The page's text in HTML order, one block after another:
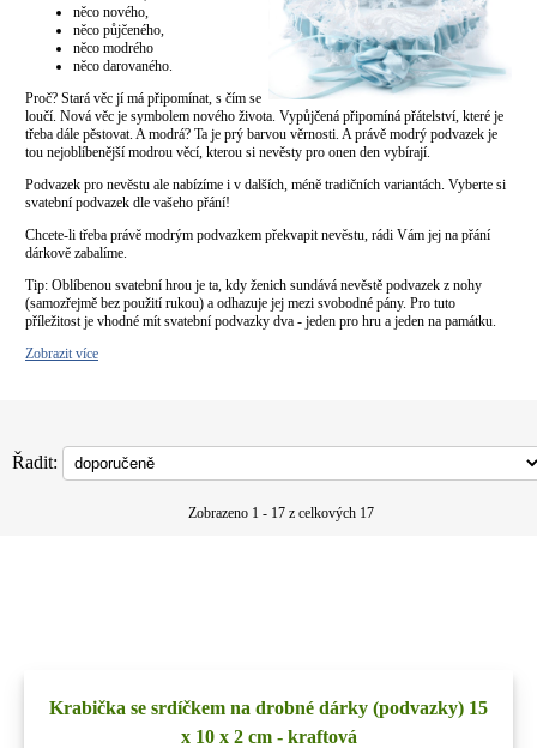
něco nového,
něco půjčeného,
něco modrého
něco darovaného.
Proč? Stará věc jí má připomínat, s čím se
loučí. Nová věc je symbolem nového života. Vypůjčená připomíná přátelství, které je
třeba dále pěstovat. A modrá? Ta je prý barvou věrnosti. A právě modrý podvazek je
tou nejoblíbenější modrou věcí, kterou si nevěsty pro onen den vybírají.
Podvazek pro nevěstu ale nabízíme i v dalších, méně tradičních variantách. Vyberte si
svatební podvazek dle vašeho přání!
Chcete-li třeba právě modrým podvazkem překvapit nevěstu, rádi Vám jej na přání
dárkově zabalíme.
Tip: Oblíbenou svatební hrou je ta, kdy ženich sundává nevěstě podvazek z nohy
(samozřejmě bez použití rukou) a odhazuje jej mezi svobodné pány. Pro tuto
příležitost je vhodné mít svatební podvazky dva - jeden pro hru a jeden na památku.
Zobrazit více
Řadit:
Zobrazeno 1 - 17 z celkových 17
Krabička se srdíčkem na drobné dárky (podvazky) 15
x 10 x 2 cm - kraftová